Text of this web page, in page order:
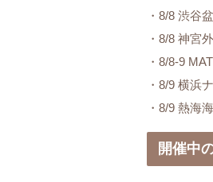
・8/8 渋谷
・8/8 神宮
・8/8-9
・8/9 横浜
・8/9 熱海
開催中